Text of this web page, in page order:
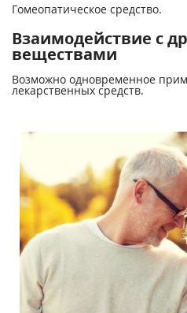
Гомеопатическое средство.
Взаимодействие с
веществами
Возможно одновременное
лекарственных средств.